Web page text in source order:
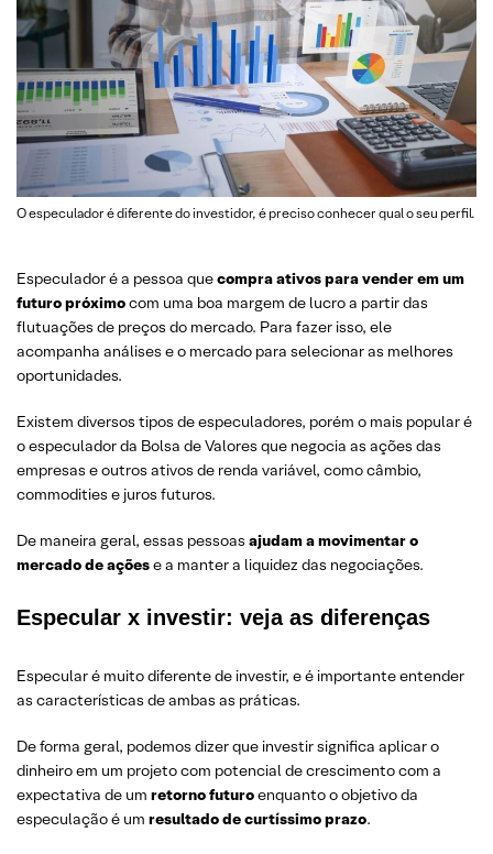
O especulador é diferente do investidor, é preciso conhecer qual o seu perfil.
Especulador é a pessoa quecompra ativos para vender em um
futuro próximocom uma boa margem de lucro a partir das
flutuações de preços do mercado. Para fazer isso, ele
acompanha análises e o mercado para selecionar as melhores
oportunidades.
Existem diversos tipos de especuladores, porém o mais popular é
o especulador da Bolsa de Valores que negocia as ações das
empresas e outros ativos de renda variável, como câmbio,
commodities e juros futuros.
De maneira geral, essas pessoas ajudam a movimentar o
mercado de açõese a manter a liquidez das negociações.
Especular x investir: veja as diferenças
Especular é muito diferente de investir, e é importante entender
as características de ambas as práticas.
De forma geral, podemos dizer que investir significa aplicar o
dinheiro em um projeto com potencial de crescimento com a
expectativa de um retorno futuroenquanto o objetivo da
especulação é um resultado de curtíssimo prazo.